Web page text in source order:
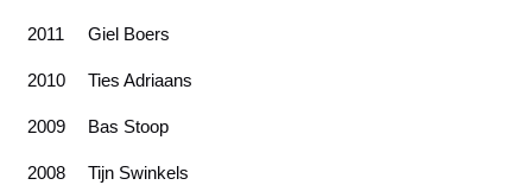
2011 Giel Boers
2010 Ties Adriaans
2009 Bas Stoop
2008 Tijn Swinkels